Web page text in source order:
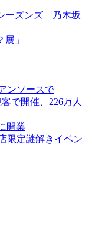
ーズンズ 乃木坂
」
ンソースで
で開催、226万人
開業
限定謎解きイベン